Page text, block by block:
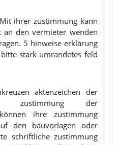
den vermieter wenden
stark umrandetes feld
aktenzeichen der
zustimmung der
den bauvorlagen oder
schriftliche zustimmung